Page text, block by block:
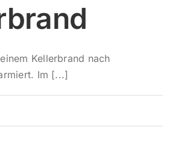
Kellerbrand nach
Im [...]